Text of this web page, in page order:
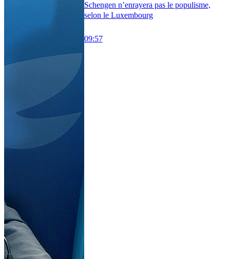
Schengen n’enrayera pas le populisme,
selon le Luxembourg
09:57